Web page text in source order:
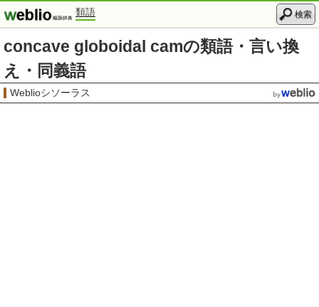
類語 検索
concave globoidal camの類語・言い換
え・同義語
Weblioシソーラス